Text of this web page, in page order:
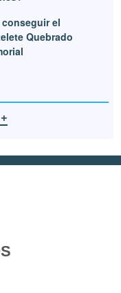
conseguir el
Quebrado